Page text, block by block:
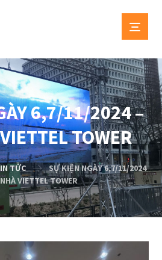
6,7/11/2024 –
TOWER
TỨC
SỰ KIỆN NGÀY 6,7/11/2024
VIETTEL TOWER